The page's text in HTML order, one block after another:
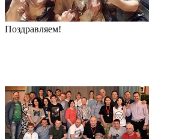
Поздравляем!